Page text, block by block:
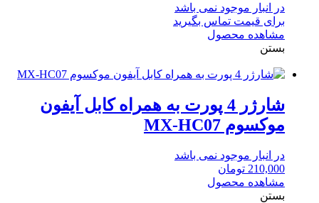
در انبار موجود نمی باشد
برای قیمت تماس بگیرید
مشاهده محصول
بستن
شارژر 4 پورت به همراه کابل آیفون
موکسوم MX-HC07
در انبار موجود نمی باشد
210,000 تومان
مشاهده محصول
بستن